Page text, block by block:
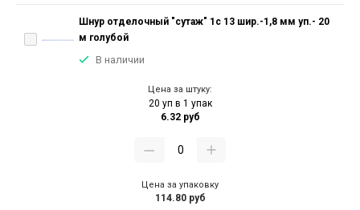
Шнур отделочный "сутаж" 1с 13 шир.-1,8 мм уп.- 20
м голубой
В наличии
Цена за штуку:
20 уп в 1 упак
6.32 руб
Цена за упаковку
114.80 руб